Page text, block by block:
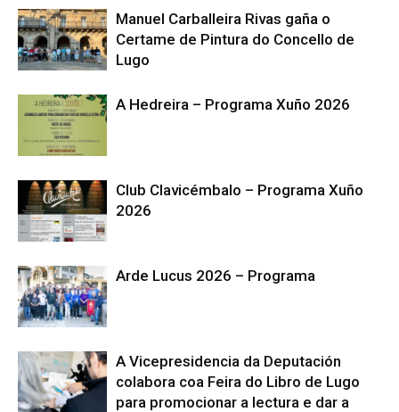
Manuel Carballeira Rivas gaña o
Certame de Pintura do Concello de
Lugo
A Hedreira – Programa Xuño 2026
Club Clavicémbalo – Programa Xuño
2026
Arde Lucus 2026 – Programa
A Vicepresidencia da Deputación
colabora coa Feira do Libro de Lugo
para promocionar a lectura e dar a